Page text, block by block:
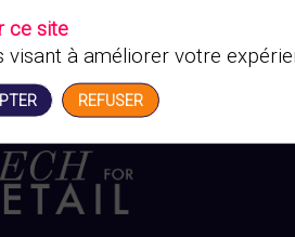
ce site
visant à améliorer votre
REFUSER